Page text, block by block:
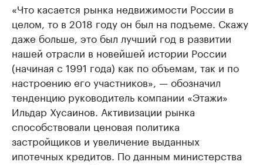
«Что касается рынка недвижимости России в
целом, то в 2018 году он был на подъеме. Скажу
даже больше, это был лучший год в развитии
нашей отрасли в новейшей истории России
(начиная с 1991 года) как по объемам, так и по
настроению его участников», — обозначил
тенденцию руководитель компании «Этажи»
Ильдар Хусаинов. Активизации рынка
способствовали ценовая политика
застройщиков и увеличение выданных
ипотечных кредитов. По данным министерства